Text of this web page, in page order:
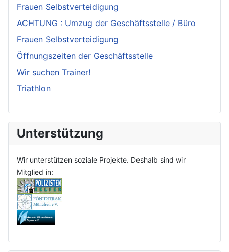
Frauen Selbstverteidigung
ACHTUNG : Umzug der Geschäftsstelle / Büro
Frauen Selbstverteidigung
Öffnungszeiten der Geschäftsstelle
Wir suchen Trainer!
Triathlon
Unterstützung
Wir unterstützen soziale Projekte. Deshalb sind wir
Mitglied in: